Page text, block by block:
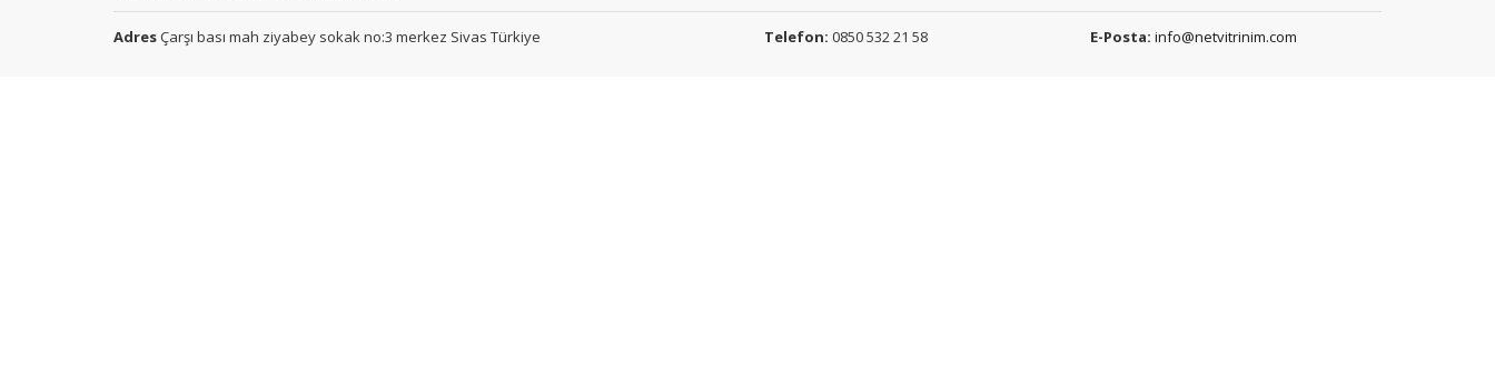
AdresÇarşı bası mah ziyabey sokak no:3 merkez Sivas Türkiye Telefon: 0850 532 21 58 E-Posta: info@netvitrinim.com